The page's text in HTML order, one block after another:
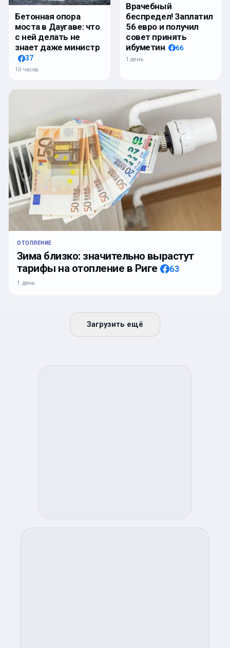
Бетонная опора
моста в Даугаве: что
с ней делать не
знает даже министр
37
10 часов
Врачебный
беспредел! Заплатил
56 евро и получил
совет принять
ибуметин
66
1 день
ОТОПЛЕНИЕ
Зима близко: значительно вырастут
тарифы на отопление в Риге
63
1 день
Загрузить ещё